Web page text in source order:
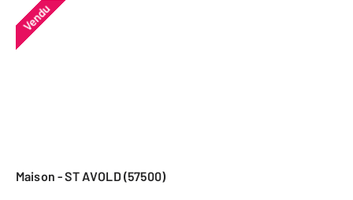
Vendu
Maison - ST AVOLD (57500)